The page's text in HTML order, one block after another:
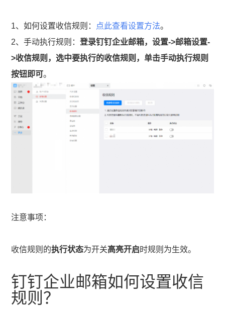
1、如何设置收信规则： 点此查看设置方法。
2、手动执行规则： 登录钉钉企业邮箱，设置->邮箱设置-
>收信规则，选中要执行的收信规则，单击手动执行规则
按钮即可。
注意事项：
收信规则的执行状态为开关高亮开启时规则为生效。
钉钉企业邮箱如何设置收信
规则？